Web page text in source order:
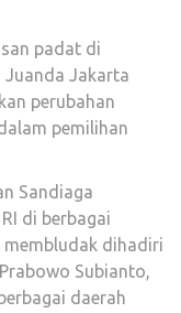
padat di
Juanda Jakarta
perubahan
pemilihan
Sandiaga
di berbagai
membludak dihadiri
Subianto,
daerah